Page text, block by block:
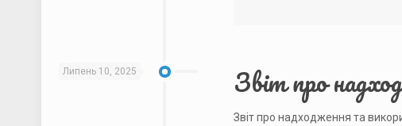
Липень 10, 2025 Звіт про
Звіт про надходження та